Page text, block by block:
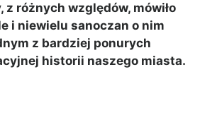
z różnych względów, mówiło
i niewielu sanoczan o nim
z bardziej ponurych
historii naszego miasta.